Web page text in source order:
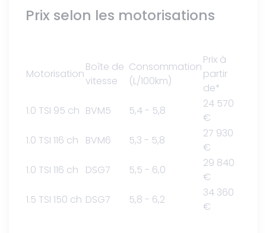
Prix selon les motorisations
Motorisation
Boîte de
vitesse
Consommation
(L/100km)
Prix à
partir
de*
1.0 TSI 95 ch BVM5 5,4 - 5,8
24 570
€
1.0 TSI 116 ch
BVM6 5,3 - 5,8
27 930
€
1.0 TSI 116 ch
DSG7 5,5 - 6,0
29 840
€
1.5 TSI 150 ch DSG7 5,8 - 6,2
34 360
€